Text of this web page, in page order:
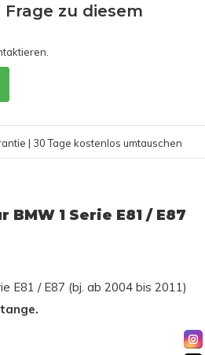
Frage zu diesem
| 30 Tage kostenlos umtauschen
1 Serie E81 / E87
E81 / E87 (bj. ab 2004 bis 2011)